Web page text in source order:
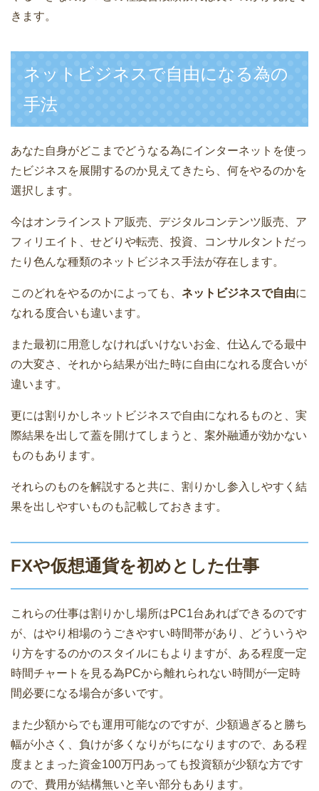
きます。
ネットビジネスで自由になる為の
手法
あなた自身がどこまでどうなる為にインターネットを使っ
たビジネスを展開するのか見えてきたら、何をやるのかを
選択します。
今はオンラインストア販売、デジタルコンテンツ販売、ア
フィリエイト、せどりや転売、投資、コンサルタントだっ
たり色んな種類のネットビジネス手法が存在します。
このどれをやるのかによっても、 ネットビジネスで自由に
なれる度合いも違います。
また最初に用意しなければいけないお金、仕込んでる最中
の大変さ、それから結果が出た時に自由になれる度合いが
違います。
更には割りかしネットビジネスで自由になれるものと、実
際結果を出して蓋を開けてしまうと、案外融通が効かない
ものもあります。
それらのものを解説すると共に、割りかし参入しやすく結
果を出しやすいものも記載しておきます。
FXや仮想通貨を初めとした仕事
これらの仕事は割りかし場所はPC1台あればできるのです
が、はやり相場のうごきやすい時間帯があり、どういうや
り方をするのかのスタイルにもよりますが、ある程度一定
時間チャートを見る為PCから離れられない時間が一定時
間必要になる場合が多いです。
また少額からでも運用可能なのですが、少額過ぎると勝ち
幅が小さく、負けが多くなりがちになりますので、ある程
度まとまった資金100万円あっても投資額が少額な方です
ので、費用が結構無いと辛い部分もあります。